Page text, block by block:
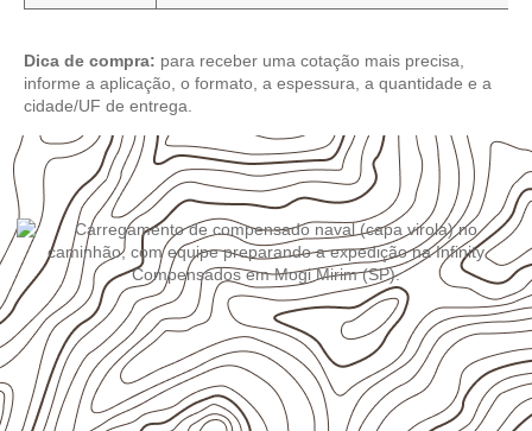
Dica de compra: para receber uma cotação mais precisa,
informe a aplicação, o formato, a espessura, a quantidade e a
cidade/UF de entrega.